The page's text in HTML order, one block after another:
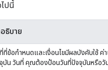
ปนี้
ธิบาย
ที่ข้อกำหนดและเงื่อนไขมีผลบังคับใช้ ค่
บัน วันที่ คุณต้องป้อนวันที่ปัจจุบันหรือวั